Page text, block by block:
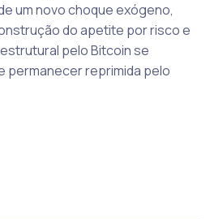
um novo choque exógeno,
do apetite por risco e
pelo Bitcoin se
permanecer reprimida pelo